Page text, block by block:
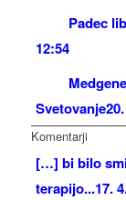
Padec
12:54
Svetovanje
Komentarji
[…] bi bilo
terapijo...17.